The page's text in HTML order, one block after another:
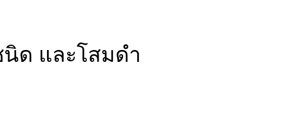
นิด และโสมดำ